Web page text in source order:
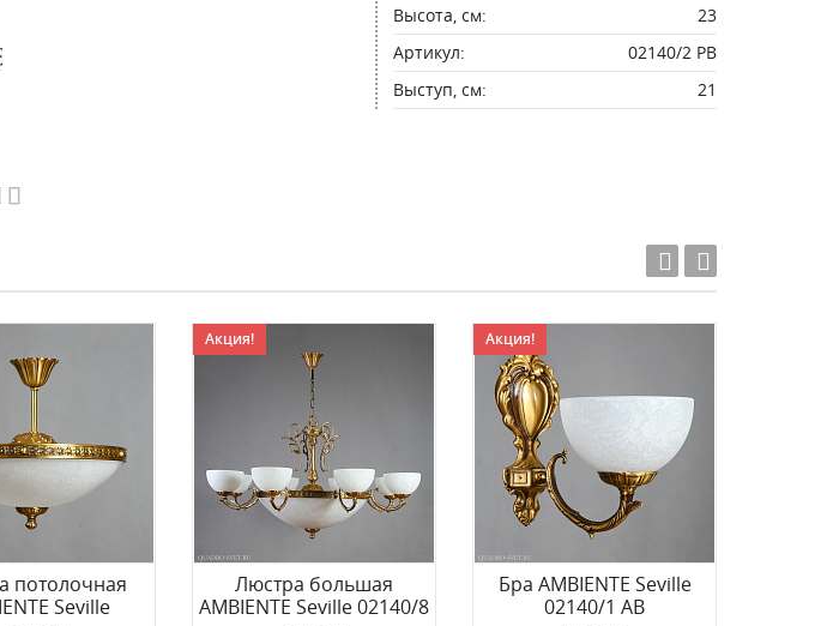
Высота, см:
23
Артикул:
02140/2 PB
Выступ, см:
21
потолочная
Seville
Акция!
Люстра большая
AMBIENTE Seville 02140/8
Акция!
Бра AMBIENTE Seville
02140/1 AB